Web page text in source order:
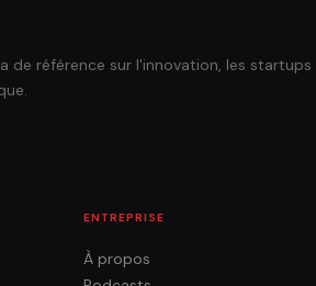
de référence sur l'innovation, les startups
ENTREPRISE
À propos